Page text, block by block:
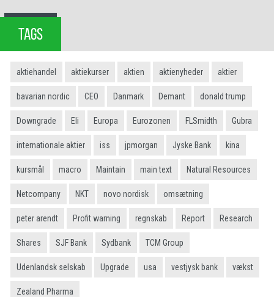
TAGS
aktiehandel aktiekurser aktien aktienyheder aktier
bavarian nordic CEO Danmark Demant donald trump
Downgrade Eli Europa Eurozonen FLSmidth Gubra
internationale aktier iss jpmorgan Jyske Bank kina
kursmål macro Maintain main text Natural Resources
Netcompany NKT novo nordisk omsætning
peter arendt Profit warning regnskab Report Research
Shares SJF Bank Sydbank TCM Group
Udenlandsk selskab Upgrade usa vestjysk bank vækst
Zealand Pharma